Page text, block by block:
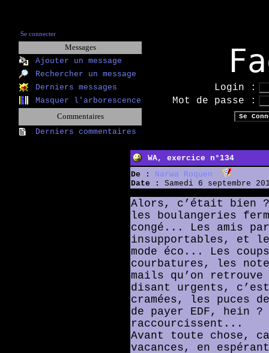
Se connecter
Messages
Ajouter un message
Rechercher un message
Derniers messages
Login :
Masquer l'arborescence Mot de passe :
Commentaires
Derniers commentaires
WA, exercice n°134
De :
Narwa Roquen
Date :
Samedi 6 septembre
Alors, c’était bien
les boulangeries
congé... Les amis
insupportables, et le
mode éco... Les
courbatures, les
mails qu’on
disant urgents,
cramées, les puces
de payer EDF, hein
raccourcissent...
Avant toute chose,
vacances, en